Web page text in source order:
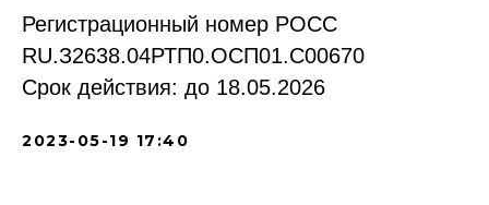
Регистрационный номер РОСС
RU.З2638.04РТП0.OCП01.С00670
Срок действия: до 18.05.2026
2023-05-19 17:40